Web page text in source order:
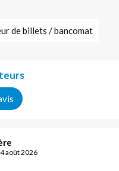
de billets / bancomat
août 2026